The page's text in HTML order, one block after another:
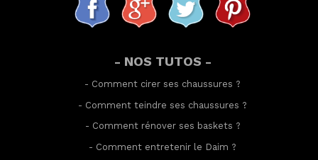
- NOS TUTOS -
- Comment cirer ses chaussures ?
- Comment teindre ses chaussures ?
- Comment rénover ses baskets ?
- Comment entretenir le Daim ?